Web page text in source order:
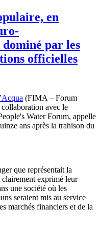
en
par les
officielles
(FIMA – Forum
avec le
Water Forum, appelle
ans après la trahison du
que représentait la
clairement exprimé leur
une société où les
seraient mis au service
marchés financiers et de la